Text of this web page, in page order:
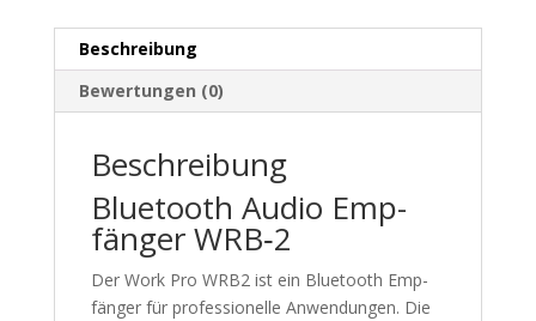
Beschreibung
Bewertungen (0)
Beschreibung
Blue­tooth Audio Emp­
fän­ger WRB‑2
Der Work Pro WRB2 ist ein Blue­tooth Emp­
fän­ger für pro­fes­sio­nel­le Anwen­dun­gen. Die